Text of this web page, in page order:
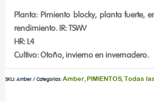
Planta: Pimiento blocky, planta fuerte,
rendimiento. IR: TSWV
HR: L4
Cultivo: Otoño, invierno en invernadero.
SKU: Amber Categorías: Amber, PIMIENTOS, Todas